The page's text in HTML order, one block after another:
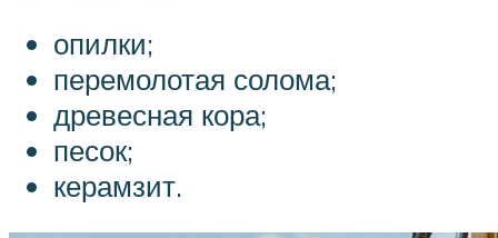
опилки;
перемолотая солома;
древесная кора;
песок;
керамзит.